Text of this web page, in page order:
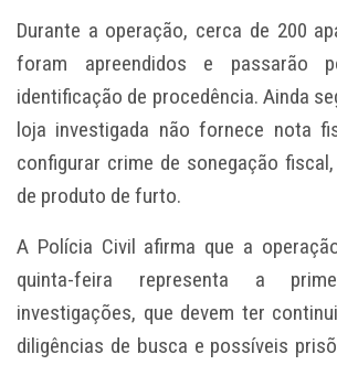
Durante a operação, cerca de 200
foram apreendidos e passarão
identificação de procedência. Ainda
loja investigada não fornece nota
configurar crime de sonegação
de produto de furto.
A Polícia Civil afirma que a
quinta-feira representa a
investigações, que devem ter
diligências de busca e possíveis